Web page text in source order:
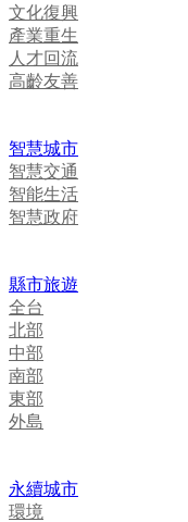
文化復興
產業重生
人才回流
高齡友善
智慧城市
智慧交通
智能生活
智慧政府
縣市旅遊
全台
北部
中部
南部
東部
外島
永續城市
環境